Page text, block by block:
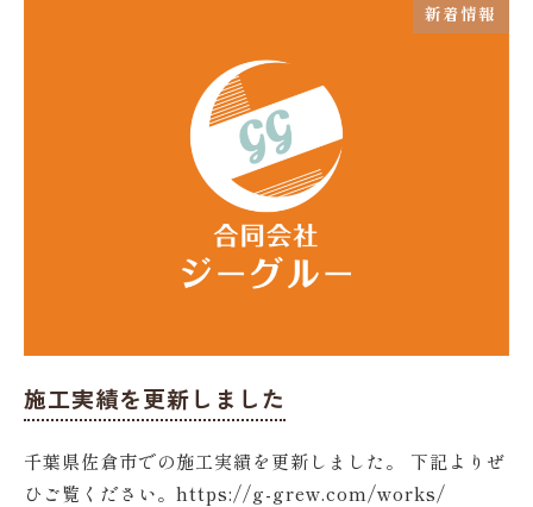
新着情報
施工実績を更新しました
千葉県佐倉市での施工実績を更新しました。 下記よりぜ
ひご覧ください。https://g-grew.com/works/